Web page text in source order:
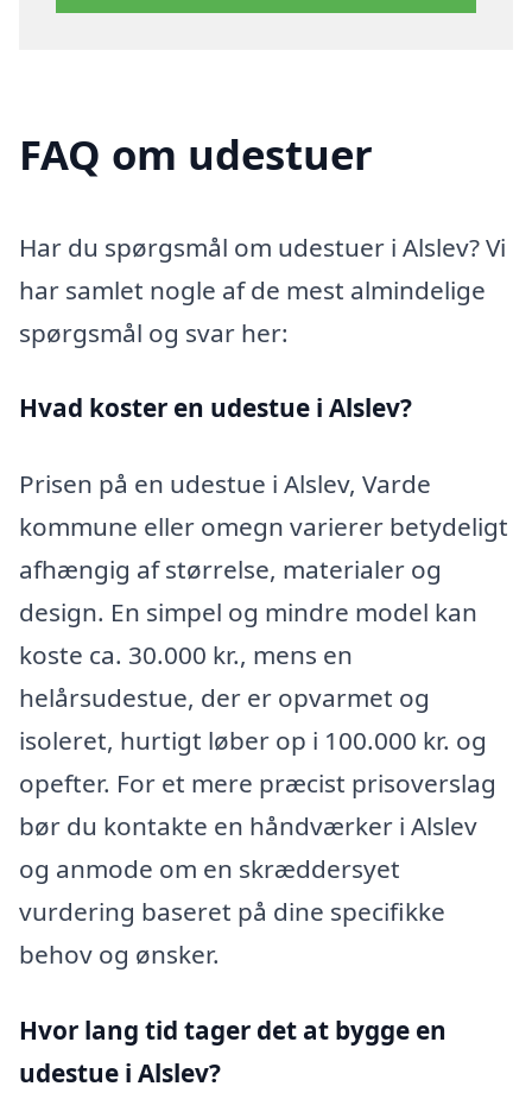
FAQ om udestuer
Har du spørgsmål om udestuer i Alslev? Vi
har samlet nogle af de mest almindelige
spørgsmål og svar her:
Hvad koster en udestue i Alslev?
Prisen på en udestue i Alslev, Varde
kommune eller omegn varierer betydeligt
afhængig af størrelse, materialer og
design. En simpel og mindre model kan
koste ca. 30.000 kr., mens en
helårsudestue, der er opvarmet og
isoleret, hurtigt løber op i 100.000 kr. og
opefter. For et mere præcist prisoverslag
bør du kontakte en håndværker i Alslev
og anmode om en skræddersyet
vurdering baseret på dine specifikke
behov og ønsker.
Hvor lang tid tager det at bygge en
udestue i Alslev?